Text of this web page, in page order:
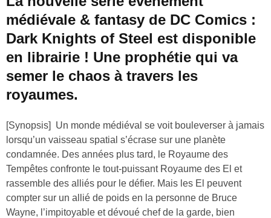
médiévale & fantasy de DC Comics :
Dark Knights of Steel est disponible
en librairie ! Une prophétie qui va
semer le chaos à travers les
royaumes.
[Synopsis] Un monde médiéval se voit bouleverser à jamais
lorsqu’un vaisseau spatial s’écrase sur une planète
condamnée. Des années plus tard, le Royaume des
Tempêtes confronte le tout-puissant Royaume des El et
rassemble des alliés pour le défier. Mais les El peuvent
compter sur un allié de poids en la personne de Bruce
Wayne, l’impitoyable et dévoué chef de la garde, bien